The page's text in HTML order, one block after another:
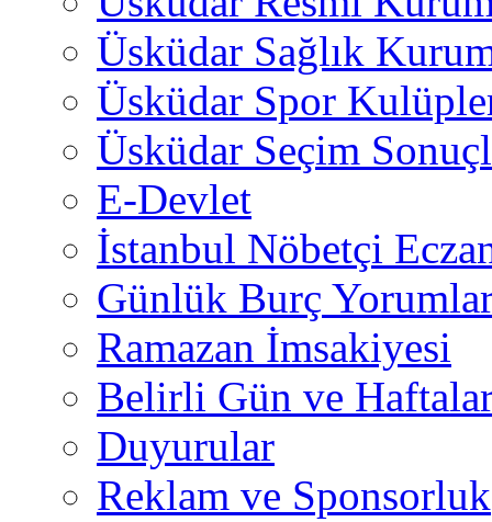
Üsküdar Sağlık
Üsküdar Spor
Üsküdar Seçim
E-Devlet
İstanbul Nöbetçi
Günlük Burç
Ramazan İmsakiyesi
Belirli Gün ve
Duyurular
Reklam ve Sponsorluk